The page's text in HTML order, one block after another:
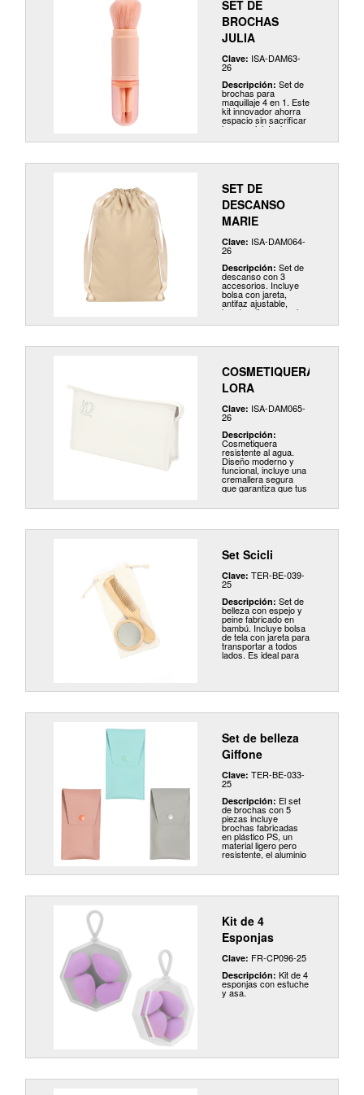
SET DE
BROCHAS
JULIA
Clave: ISA-DAM63-
26
Descripción:Set de
brochas para
maquillaje 4 en 1. Este
kit innovador ahorra
espacio sin sacrificar
lo esencial. Incluye
rubor, 2 brochas de
la aplicación de
para labios.
SET DE
DESCANSO
MARIE
Clave: ISA-DAM064-
26
Descripción:Set de
descanso con 3
accesorios. Incluye
bolsa con jareta,
antifaz ajustable,
banda y liga para el
delicadeza de la fibra
es ultra suave al
una sensación de
confort inigualable.
COSMETIQUERA
LORA
Clave: ISA-DAM065-
26
Descripción:
Cosmetiquera
resistente al agua.
Diseño moderno y
funcional, incluye una
cremallera segura
que garantiza que tus
artículos se
mantengan en su
cualquier derrame o
para el uso diario o
para viajes.
Set Scicli
Clave:TER-BE-039-
25
Descripción:Set de
belleza con espejo y
peine fabricado en
bambú. Incluye bolsa
de tela con jareta para
transportar a todos
lados. Es ideal para
viajes o para llevarlo
Set de belleza
Giffone
Clave:TER-BE-033-
25
Descripción: El set
de brochas con 5
piezas incluye
brochas fabricadas
en plástico PS, un
material ligero pero
resistente, el aluminio
se utiliza en la
construcción de las
proporcionando
de las brochas están
hechas de nylon
suave y sintético.
Estas cerdas son
ideales para aplicar y
difuminar productos
de maquillaje de
manera uniforme.
Viene acompañado de
un estuche de curpiel,
Kit de 4
Esponjas
Clave: FR-CP096-25
Descripción:Kit de 4
esponjas con estuche
y asa.